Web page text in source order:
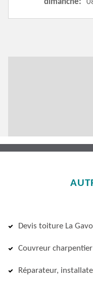
dimanche:
Devis toiture La
Couvreur
Réparateur,